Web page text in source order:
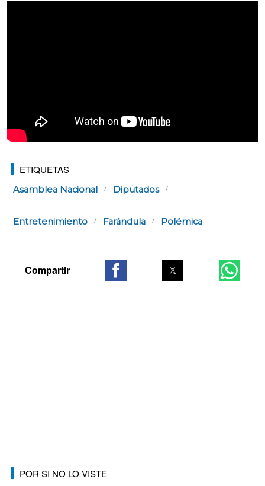
ETIQUETAS
Asamblea Nacional Diputados
Entretenimiento Farándula Polémica
POR SI NO LO VISTE